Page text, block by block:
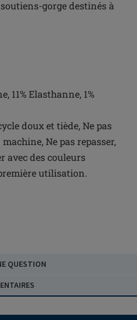
gorge destinés à
11% Elasthanne, 1%
doux et tiède, Ne pas
Ne pas repasser,
avec des couleurs
utilisation.
QUESTION